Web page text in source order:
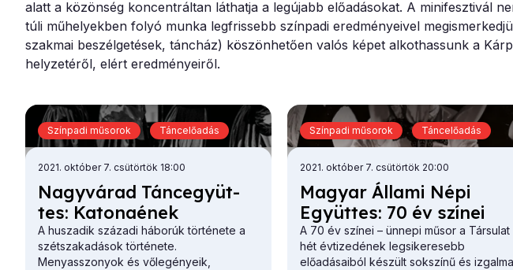
alatt a közönség koncentráltan láthatja a legújabb előadásokat. A minifesztivál
túli műhelyekben folyó munka legfrissebb színpadi eredményeivel
szakmai beszélgetések, táncház) köszönhetően valós képet alkothassunk a
helyzetéről, elért eredményeiről.
Nagy­vá­rad Tánc­együt­
tes: Ka­to­na­ének
2021. október 7. csütörtök 18:00
A huszadik századi háborúk története a
szétszakadások története.
Menyasszonyok és vőlegényeik,
Színpadi műsorok Táncelőadás
Ma­gyar Ál­la­mi Né­pi
Együt­tes: 70 év szí­nei
2021. október 7. csütörtök 20:00
A 70 év színei – ünnepi műsor a Társulat
hét évtizedének legsikeresebb
előadásaiból készült sokszínű és
Színpadi műsorok Táncelőadás